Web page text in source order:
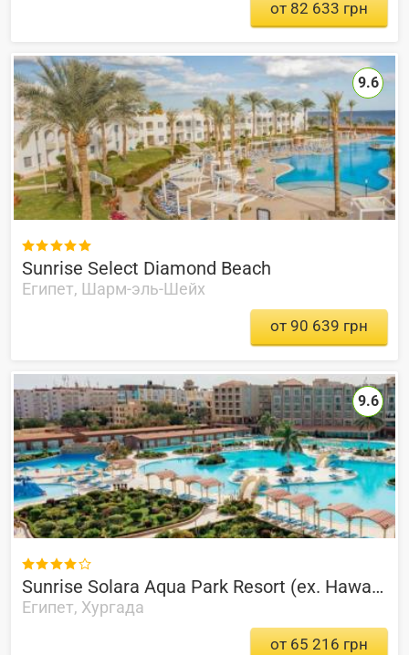
от 82 633 грн

Sunrise Select Diamond Beach
Египет, Шарм-эль-Шейх
9.6
от 90 639 грн

Sunrise Solara Aqua Park Resort (ex. Hawaii Caesar Dreams Aqua Park)
Египет, Хургада
9.6
от 65 216 грн